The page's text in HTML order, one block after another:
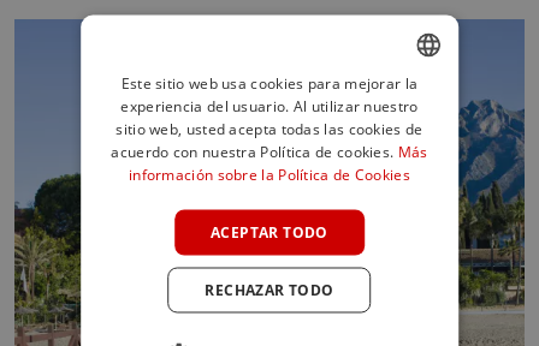
ENGLISH
SPANISH
POLISH
Este sitio web usa cookies para mejorar la
experiencia del usuario. Al utilizar nuestro
sitio web, usted acepta todas las cookies de
acuerdo con nuestra Política de cookies. Más
información sobre la Política de Cookies
ACEPTAR TODO
RECHAZAR TODO